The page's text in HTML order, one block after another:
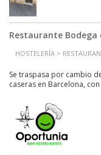
Restaurante Bodega
HOSTELERÍA >
Se traspasa por cambio
caseras en Barcelona,